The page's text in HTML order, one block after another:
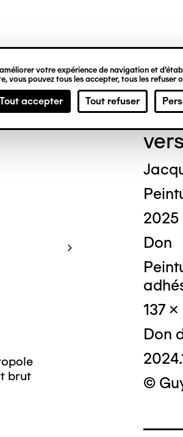
votre expérience de navigation et
vous pouvez tous les accepter, tous les refuser
Tout accepter Tout refuser
brut
©
2025
Don
137
Don
©